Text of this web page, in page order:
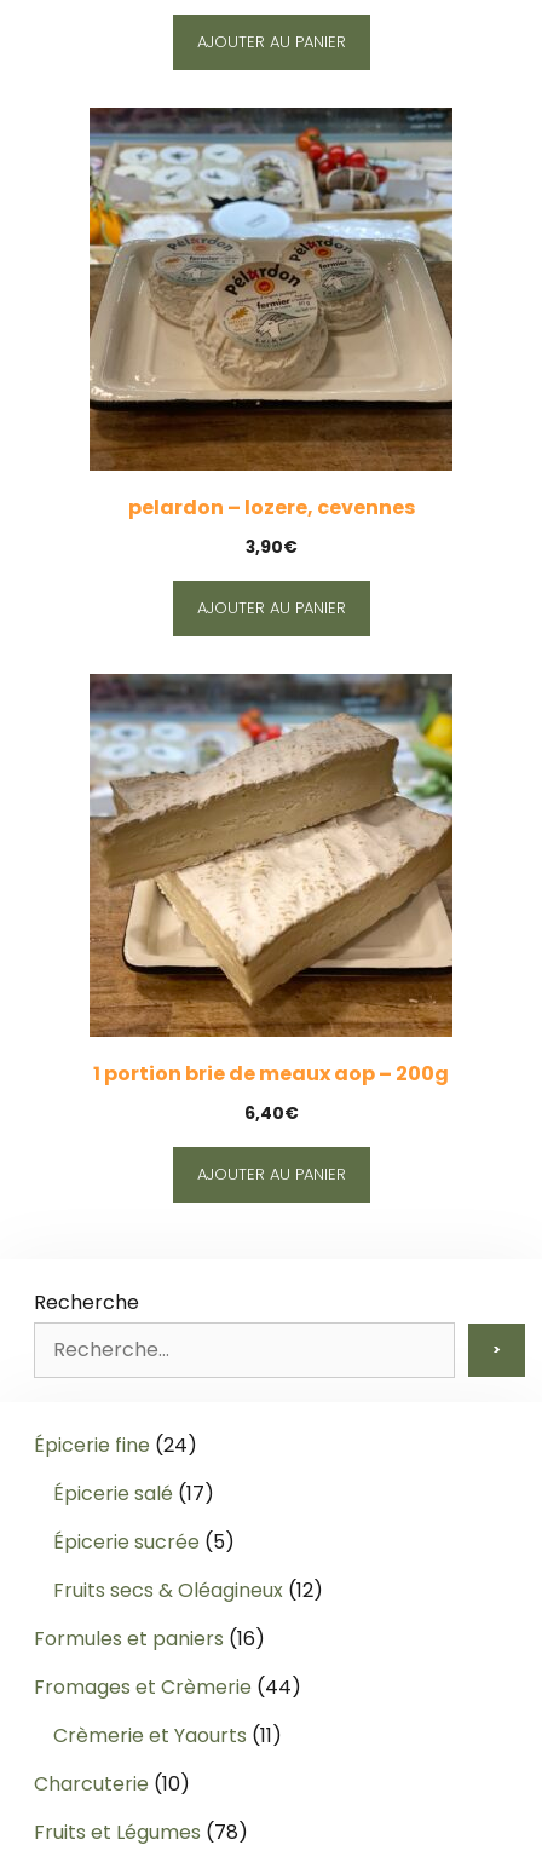
AJOUTER AU PANIER
pelardon – lozere, cevennes
3,90€
AJOUTER AU PANIER
1 portion brie de meaux aop – 200g
6,40€
AJOUTER AU PANIER
Recherche
>
Épicerie fine 2424
produits
Épicerie salé 1717
produits
Épicerie sucrée 55
produits
Fruits secs & Oléagineux 1212
Formules et paniers 1616
produits
Fromages et Crèmerie 4444
Crèmerie et Yaourts 1111
Charcuterie 1010
produits
Fruits et Légumes 7878